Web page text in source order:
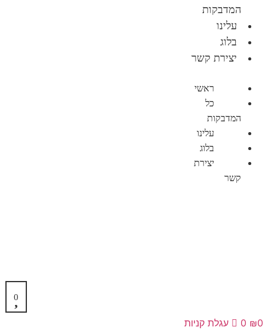
המדבקות
עלינו
בלוג
יצירת קשר
ראשי
כל
המדבקות
עלינו
בלוג
יצירת
קשר
₪
0 עגלת קניות